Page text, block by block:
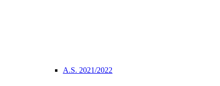
A.S. 2021/2022